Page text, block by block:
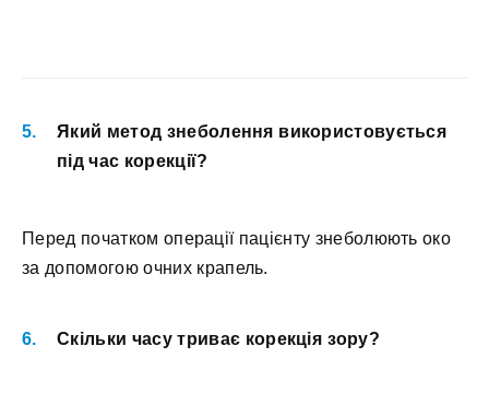
Який метод знеболення використовується
під час корекції?
Перед початком операції пацієнту знеболюють око
за допомогою очних крапель.
Скільки часу триває корекція зору?